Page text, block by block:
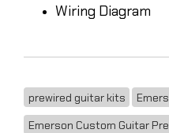
Wiring Diagram
prewired guitar kits
Emerson Custom Guitar